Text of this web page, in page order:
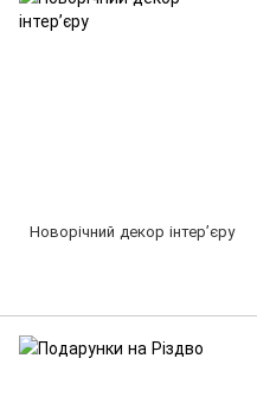
Новорічний декор інтерʼєру